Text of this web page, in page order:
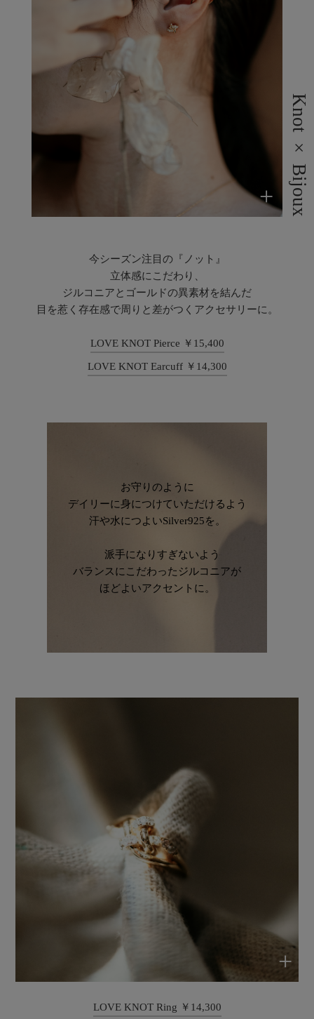
+ Knot × Bijoux
今シーズン注目の『ノット』
立体感にこだわり、
ジルコニアとゴールドの異素材を結んだ
目を惹く存在感で周りと差がつくアクセサリーに。
LOVE KNOT Pierce ￥15,400
LOVE KNOT Earcuff ￥14,300
お守りのように
デイリーに身につけていただけるよう
汗や水につよいSilver925を。
派手になりすぎないよう
バランスにこだわったジルコニアが
ほどよいアクセントに。
+
LOVE KNOT Ring ￥14,300